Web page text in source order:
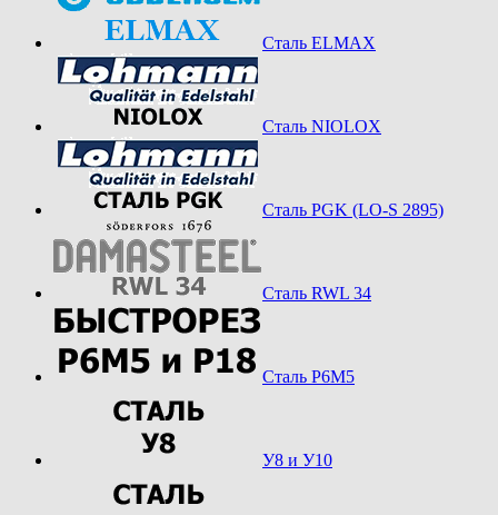
Сталь ELMAX
Сталь NIOLOX
Сталь PGK (LO-S 2895)
Сталь RWL 34
Сталь Р6М5
У8 и У10